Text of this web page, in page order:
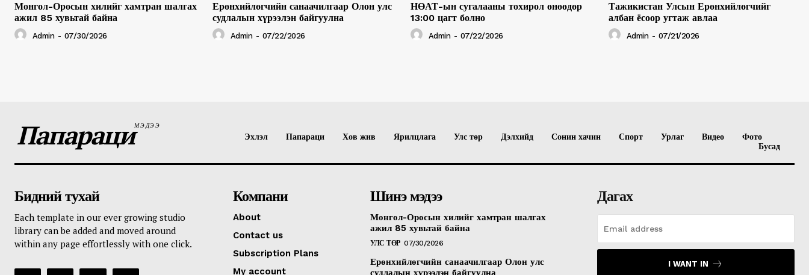
Монгол-Оросын хилийг хамтран шалгах
ажил 85 хувьтай байна
Admin - 07/30/2026
Ерөнхийлөгчийн санаачилгаар Олон улс
судлалын хүрээлэн байгуулна
Admin - 07/22/2026
НӨАТ-ын сугалааны тохирол өнөөдөр
13:00 цагт болно
Admin - 07/22/2026
Тажикистан Улсын Ерөнхийлөгчийг
албан ёсоор угтаж авлаа
Admin - 07/21/2026
ПапарациМЭДЭЭ
Эхлэл Папараци Хов жив Ярилцлага Улс төр Дэлхийд Сонин хачин Спорт Урлаг Видео
Фото
Бусад
Бидний тухай
Each template in our ever growing studio
library can be added and moved around
within any page effortlessly with one click.
Компани
About
Contact us
Subscription Plans
My account
Шинэ мэдээ
Монгол-Оросын хилийг хамтран шалгах
ажил 85 хувьтай байна
УЛС ТӨР 07/30/2026
Ерөнхийлөгчийн санаачилгаар Олон улс
судлалын хүрээлэн байгуулна
Дагах
I WANT IN